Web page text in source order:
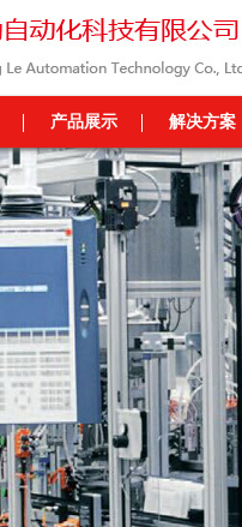
产品展示 解决方案